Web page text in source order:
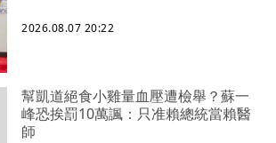
2026.08.07 20:22
幫凱道絕食小雞量血壓遭檢舉？蘇一
峰恐挨罰10萬諷：只准賴總統當賴醫
師